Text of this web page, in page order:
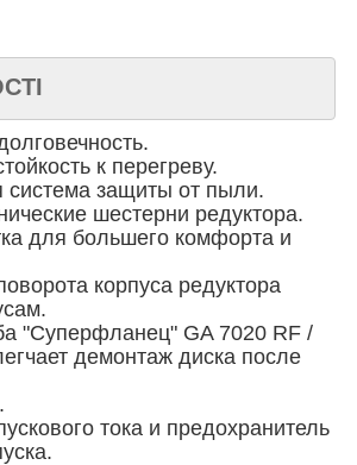
к перегреву.
система защиты от пыли.
шестерни редуктора.
для большего комфорта и
корпуса редуктора
"Суперфланец" GA 7020 RF /
демонтаж диска после
тока и предохранитель